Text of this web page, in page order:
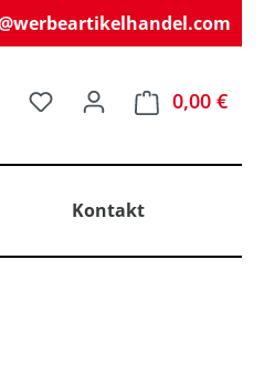
Du hast 0 Produkte auf
0,00 €
Kontakt